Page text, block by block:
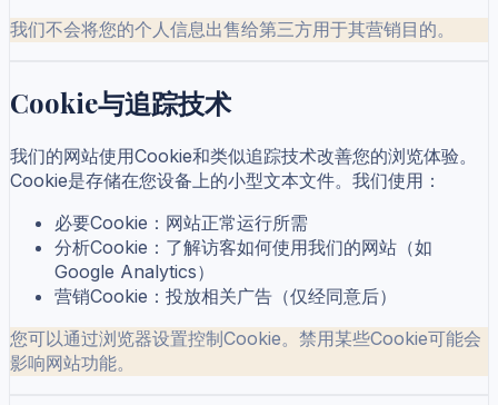
我们不会将您的个人信息出售给第三方用于其营销目的。
Cookie与追踪技术
我们的网站使用Cookie和类似追踪技术改善您的浏览体验。
Cookie是存储在您设备上的小型文本文件。我们使用：
必要Cookie：网站正常运行所需
分析Cookie：了解访客如何使用我们的网站（如
Google Analytics）
营销Cookie：投放相关广告（仅经同意后）
您可以通过浏览器设置控制Cookie。禁用某些Cookie可能会
影响网站功能。